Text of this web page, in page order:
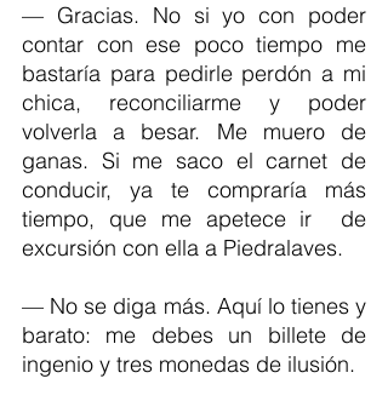
— Gracias. No si yo con poder
contar con ese poco tiempo me
bastaría para pedirle perdón a mi
chica, reconciliarme y poder
volverla a besar. Me muero de
ganas. Si me saco el carnet de
conducir, ya te compraría más
tiempo, que me apetece ir  de
excursión con ella a Piedralaves.
— No se diga más. Aquí lo tienes y
barato: me debes un billete de
ingenio y tres monedas de ilusión.